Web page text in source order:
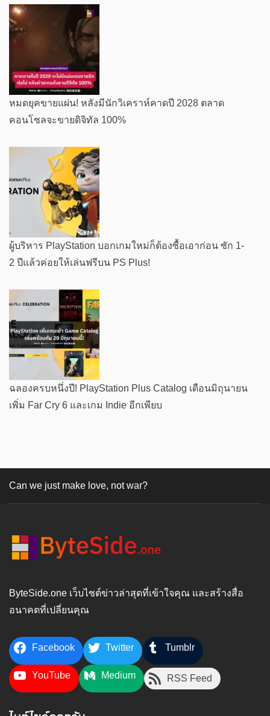
หมดยุคขายแผ่น! หลังมีนักวิเคราห์คาดปี 2028 ตลาด
คอนโซลจะขายดิจิทัล 100%
ผู้บริหาร PlayStation บอกเกมใหม่ก็ต้องซื้อเอาก่อน ซัก 1-
2 ปีแล้วค่อยให้เล่นฟรีบน PS Plus!
ฉลองครบหนึ่งปี! PlayStation Plus Catalog เดือนมิถุนายน
เพิ่ม Far Cry 6 และเกม Indie อีกเพียบ
Can we just make love, not war?
ByteSide.one เว็บไซต์ข่าวล่าสุดที่เข้าใจคุณ และสร้างสื่อ
อนาคตที่เปลี่ยนคุณ
Facebook Twitter Tumblr
YouTube Medium RSS Feed